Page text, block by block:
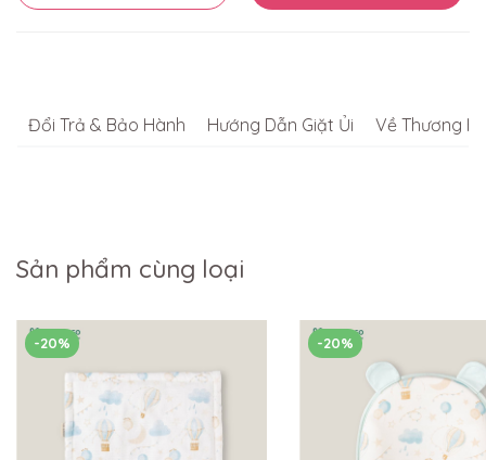
Đổi Trả & Bảo Hành Hướng Dẫn Giặt Ủi Về Thương
Sản phẩm cùng loại
-20% -20%